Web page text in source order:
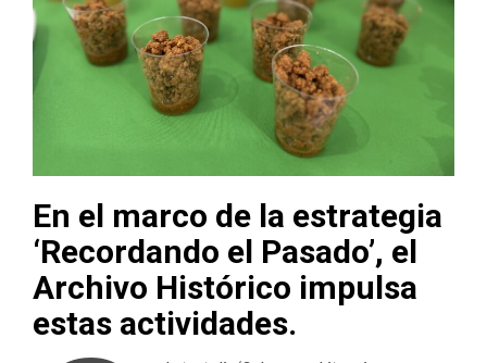
En el marco de la estrategia
‘Recordando el Pasado’, el
Archivo Histórico impulsa
estas actividades.